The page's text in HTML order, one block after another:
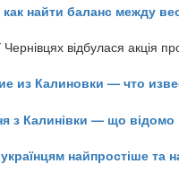
найти баланс между
відбулася акція
из Калиновки — что
з Калинівки — що відомо
найпростіше